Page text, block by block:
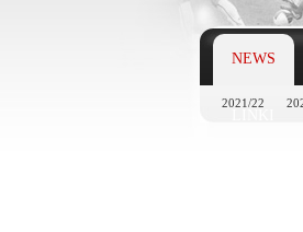
NEWS
2021/22